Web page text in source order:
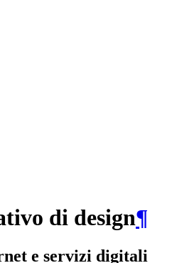
di design¶
e servizi digitali